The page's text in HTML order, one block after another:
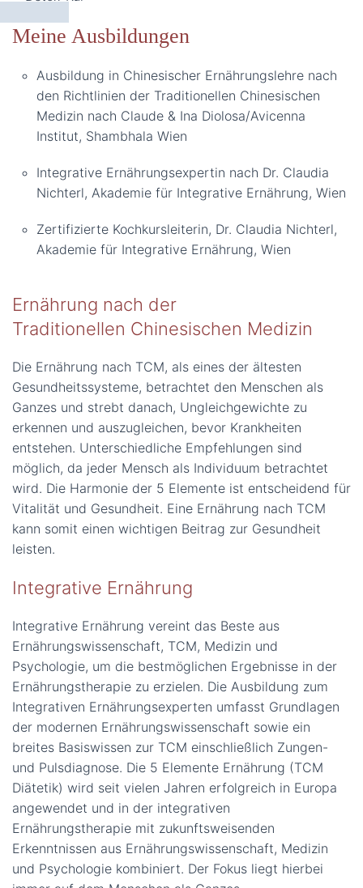
Meine Ausbildungen
Ausbildung in Chinesischer Ernährungslehre nach
den Richtlinien der Traditionellen Chinesischen
Medizin nach Claude & Ina Diolosa/Avicenna
Institut, Shambhala Wien
Integrative Ernährungsexpertin nach Dr. Claudia
Nichterl, Akademie für Integrative Ernährung, Wien
Zertifizierte Kochkursleiterin, Dr. Claudia Nichterl,
Akademie für Integrative Ernährung, Wien
Ernährung nach der
Traditionellen Chinesischen Medizin
Die Ernährung nach TCM, als eines der ältesten
Gesundheitssysteme, betrachtet den Menschen als
Ganzes und strebt danach, Ungleichgewichte zu
erkennen und auszugleichen, bevor Krankheiten
entstehen. Unterschiedliche Empfehlungen sind
möglich, da jeder Mensch als Individuum betrachtet
wird. Die Harmonie der 5 Elemente ist entscheidend für
Vitalität und Gesundheit. Eine Ernährung nach TCM
kann somit einen wichtigen Beitrag zur Gesundheit
leisten.
Integrative Ernährung
Integrative Ernährung vereint das Beste aus
Ernährungswissenschaft, TCM, Medizin und
Psychologie, um die bestmöglichen Ergebnisse in der
Ernährungstherapie zu erzielen. Die Ausbildung zum
Integrativen Ernährungsexperten umfasst Grundlagen
der modernen Ernährungswissenschaft sowie ein
breites Basiswissen zur TCM einschließlich Zungen-
und Pulsdiagnose. Die 5 Elemente Ernährung (TCM
Diätetik) wird seit vielen Jahren erfolgreich in Europa
angewendet und in der integrativen
Ernährungstherapie mit zukunftsweisenden
Erkenntnissen aus Ernährungswissenschaft, Medizin
und Psychologie kombiniert. Der Fokus liegt hierbei